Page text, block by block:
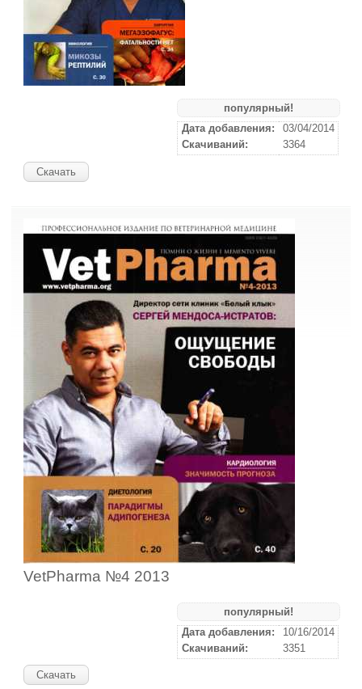
популярный!
Дата добавления:
03/04/2014
Скачиваний:
3364
Скачать
VetPharma №4 2013
популярный!
Дата добавления:
10/16/2014
Скачиваний:
3351
Скачать